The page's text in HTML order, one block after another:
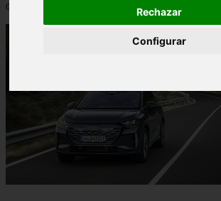
Rechazar
Configurar
08/08/2026